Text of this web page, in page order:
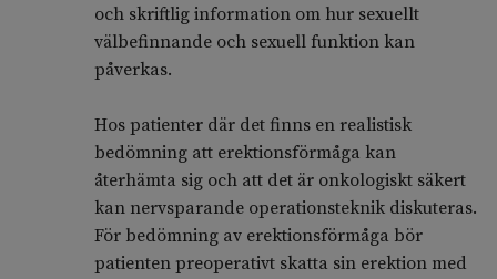
och skriftlig information om hur sexuellt
välbefinnande och sexuell funktion kan
påverkas.
Hos patienter där det finns en realistisk
bedömning att erektionsförmåga kan
återhämta sig och att det är onkologiskt säkert
kan nervsparande operationsteknik diskuteras.
För bedömning av erektionsförmåga bör
patienten preoperativt skatta sin erektion med